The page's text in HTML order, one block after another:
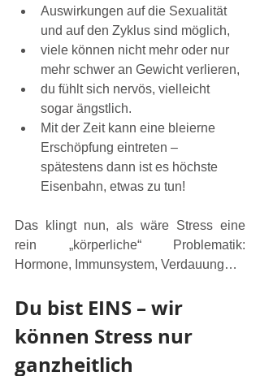
Auswirkungen auf die Sexualität
und auf den Zyklus sind möglich,
viele können nicht mehr oder nur
mehr schwer an Gewicht verlieren,
du fühlt sich nervös, vielleicht
sogar ängstlich.
Mit der Zeit kann eine bleierne
Erschöpfung eintreten –
spätestens dann ist es höchste
Eisenbahn, etwas zu tun!
Das klingt nun, als wäre Stress eine
rein „körperliche“ Problematik:
Hormone, Immunsystem, Verdauung…
Du bist EINS – wir
können Stress nur
ganzheitlich